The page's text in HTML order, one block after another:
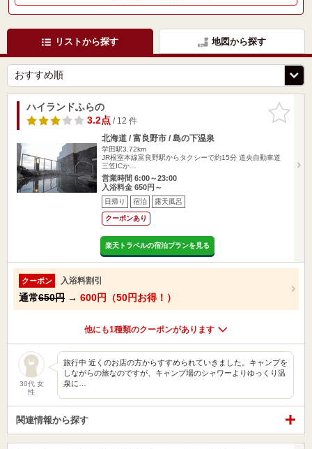
リストから探す 地図から探す
お気に入
りに追加
ハイランドふらの
3.2点/ 12 件
北海道 / 富良野市 / 島の下温泉
学田駅3.72km
JR根室本線富良野駅からタクシーで約15分 道央自動車道
三笠ICか…
営業時間 6:00～23:00
入浴料金 650円～
日帰り 宿泊 露天風呂
クーポンあり
楽天トラベルの宿泊プランを見る
クーポン 入浴料割引
通常650円 → 600円（50円お得！）
他にも1種類のクーポンがあります
30代 女
性
旅行中 近くのお店の方からすすめられていきました。キャンプを
しながらの旅なのですが、キャンプ場のシャワーよりゆっくり温
泉に…
関連情報から探す